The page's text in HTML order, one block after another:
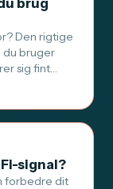
brug
Den rigtige
du bruger
sig fint…
signal?
forbedre dit